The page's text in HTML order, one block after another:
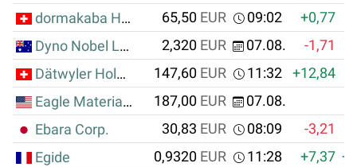
dormakaba Holding AG
65,50 EUR 09:02
+0,77
Dyno Nobel Ltd.
2,320 EUR 07.08. -1,71
Dätwyler Holding AG
147,60 EUR 11:32 +12,84
Eagle Materials Inc.
187,00 EUR
07.08.
Ebara Corp.
30,83 EUR 08:09
-3,21
Egide
0,9320 EUR 11:28 +7,37